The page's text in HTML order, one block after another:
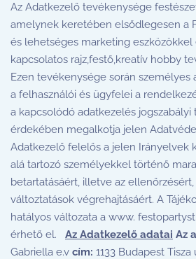
Az Adatkezelő tevékenysége
amelynek keretében elsődlegesen a
és lehetséges marketing
kapcsolatos rajz,festő,kreatív hobby
Ezen tevékenysége során személyes
a felhasználói és ügyfelei a
a kapcsolódó adatkezelés jogszabályi
érdekében megalkotja jelen
Adatkezelő felelős a jelen Irányelvek
alá tartozó személyekkel történő
betartatásáért, illetve az
változtatások végrehajtásáért. A
hatályos változata a www.
érhető el. Az Adatkezelő adatai Az
Gabriella e.v cím: 1133 Budapest Tisza